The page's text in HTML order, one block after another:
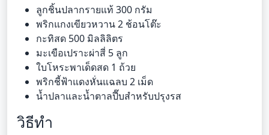
ลูกชิ้นปลากรายแท้ 300 กรัม
พริกแกงเขียวหวาน 2 ช้อนโต๊ะ
กะทิสด 500 มิลลิลิตร
มะเขือเปราะผ่าสี่ 5 ลูก
ใบโหระพาเด็ดสด 1 ถ้วย
พริกชี้ฟ้าแดงหั่นแฉลบ 2 เม็ด
น้ำปลาและน้ำตาลปี๊บสำหรับปรุงรส
วิธีทำ